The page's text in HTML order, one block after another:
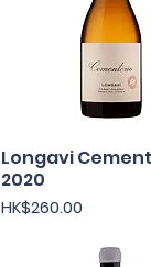
我們
快速瀏覽
Longavi
2020
價格
HK$260.00